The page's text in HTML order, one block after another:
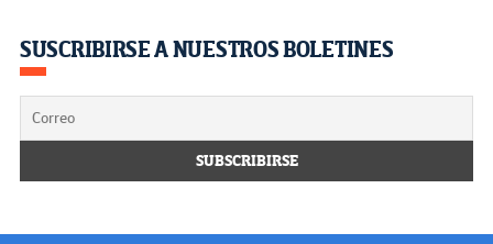
SUSCRIBIRSE A NUESTROS BOLETINES